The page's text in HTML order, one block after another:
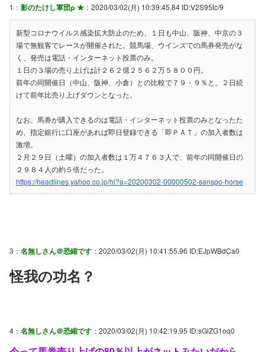
1： 影のたけし軍団ρ ★ ：2020/03/02(月) 10:39:45.84 ID:V2S95tc/9
新型コロナウイルス感染拡大防止のため、１日も中山、阪神、中京の３
場で無観客でレースが開催された。競馬場、ウインズでの馬券発売がな
く、発売は電話・インターネット投票のみ。
１日の３場の売り上げは計２６２億２５６２万５８００円。
前年の同開催日（中山、阪神、小倉）との比較で７９・９％と、２日続
けて前年比売り上げダウンとなった。
なお、馬券が購入できるのは電話・インターネット投票のみとなったた
め、指定銀行に口座があれば即日登録できる「即ＰＡＴ」の加入者数は
激増。
２月２９日（土曜）の加入者数は１万４７６３人で、前年の同開催日の
２９８４人の約５倍だった。
https://headlines.yahoo.co.jp/hl?a=20200302-00000502-sanspo-horse
3： 名無しさん＠恐縮です ：2020/03/02(月) 10:41:55.96 ID:EJpWBdCa0
怪我の功名？
4： 名無しさん＠恐縮です ：2020/03/02(月) 10:42:19.95 ID:sGlZG1oq0